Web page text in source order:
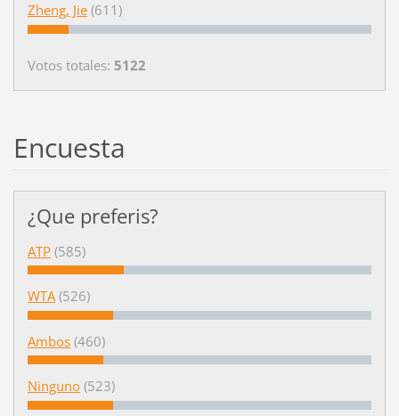
Zheng, Jie (611)
Votos totales: 5122
Encuesta
¿Que preferis?
ATP (585)
WTA (526)
Ambos (460)
Ninguno (523)